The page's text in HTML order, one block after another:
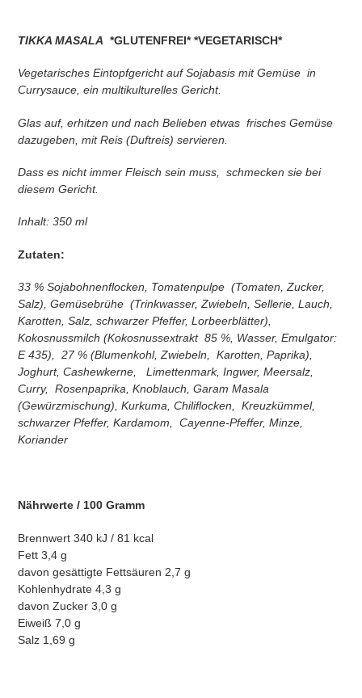
Warenkorb
hinzugefügt
TIKKA MASALA *GLUTENFREI* *VEGETARISCH*
Vegetarisches Eintopfgericht auf Sojabasis mit Gemüse in
Currysauce, ein multikulturelles Gericht.
Glas auf, erhitzen und nach Belieben etwas frisches Gemüse
dazugeben, mit Reis (Duftreis) servieren.
Dass es nicht immer Fleisch sein muss, schmecken sie bei
diesem Gericht.
Inhalt: 350 ml
Zutaten:
33 % Sojabohnenflocken, Tomatenpulpe (Tomaten, Zucker,
Salz), Gemüsebrühe (Trinkwasser, Zwiebeln, Sellerie, Lauch,
Karotten, Salz, schwarzer Pfeffer, Lorbeerblätter),
Kokosnussmilch (Kokosnussextrakt 85 %, Wasser, Emulgator:
E 435), 27 % (Blumenkohl, Zwiebeln, Karotten, Paprika),
Joghurt, Cashewkerne, Limettenmark, Ingwer, Meersalz,
Curry, Rosenpaprika, Knoblauch, Garam Masala
(Gewürzmischung), Kurkuma, Chiliflocken, Kreuzkümmel,
schwarzer Pfeffer, Kardamom, Cayenne-Pfeffer, Minze,
Koriander
Nährwerte / 100 Gramm
Brennwert 340 kJ / 81 kcal
Fett 3,4 g
davon gesättigte Fettsäuren 2,7 g
Kohlenhydrate 4,3 g
davon Zucker 3,0 g
Eiweiß 7,0 g
Salz 1,69 g